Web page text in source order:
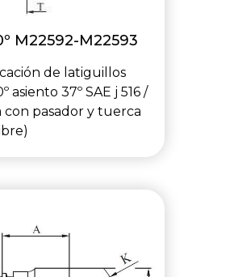
M22592-M22593
de latiguillos
asiento 37º SAE j 516 /
con pasador y tuerca